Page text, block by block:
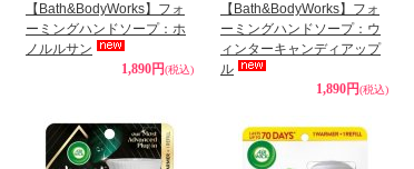
【Bath&BodyWorks】フォ
ーミングハンドソープ：ホ
ノルルサン
1,890円(税込)
【Bath&BodyWorks】フォ
ーミングハンドソープ：ウ
ィンターキャンディアップ
ル
1,890円(税込)